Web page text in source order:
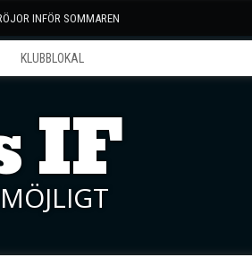
INFÖR SOMMAREN
KLUBBLOKAL
IF